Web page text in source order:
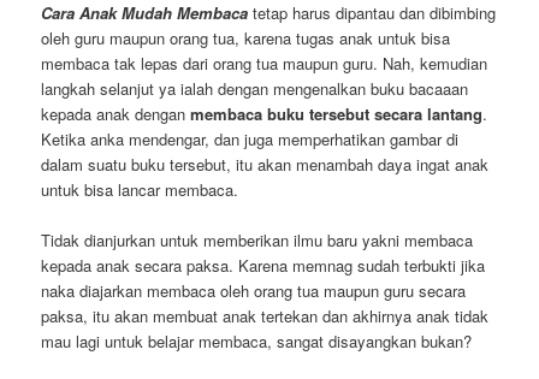
Cara Anak Mudah Membaca tetap harus dipantau dan dibimbing
oleh guru maupun orang tua, karena tugas anak untuk bisa
membaca tak lepas dari orang tua maupun guru. Nah, kemudian
langkah selanjut ya ialah dengan mengenalkan buku bacaaan
kepada anak denganmembaca buku tersebut secara lantang.
Ketika anka mendengar, dan juga memperhatikan gambar di
dalam suatu buku tersebut, itu akan menambah daya ingat anak
untuk bisa lancar membaca.
Tidak dianjurkan untuk memberikan ilmu baru yakni membaca
kepada anak secara paksa. Karena memnag sudah terbukti jika
naka diajarkan membaca oleh orang tua maupun guru secara
paksa, itu akan membuat anak tertekan dan akhirnya anak tidak
mau lagi untuk belajar membaca, sangat disayangkan bukan?